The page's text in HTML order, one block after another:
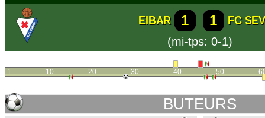
EIBAR 1 1
FC
(mi-tps: 0-1)
1 10 20 30 40 50
BUTEURS